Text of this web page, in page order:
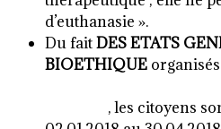
d’euthanasie ».
Du faitDES ETATS
BIOETHIQUE
, les citoyens